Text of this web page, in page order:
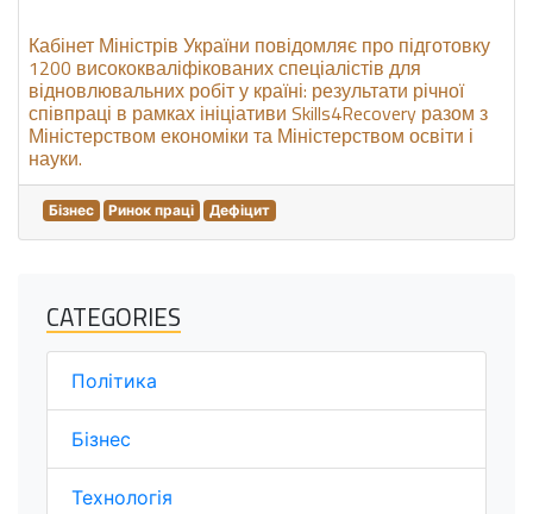
Кабінет Міністрів України повідомляє про підготовку
1200 висококваліфікованих спеціалістів для
відновлювальних робіт у країні: результати річної
співпраці в рамках ініціативи Skills4Recovery разом з
Міністерством економіки та Міністерством освіти і
науки.
Бізнес Ринок праці Дефіцит
CATEGORIES
Політика
Бізнес
Технологія